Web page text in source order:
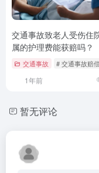
交通事故致老人受伤住
属的护理费能获赔吗？
交通事故 # 交通事故赔
1年前
暂无评论